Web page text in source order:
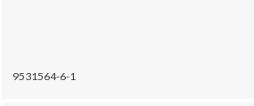
9531564-6-1